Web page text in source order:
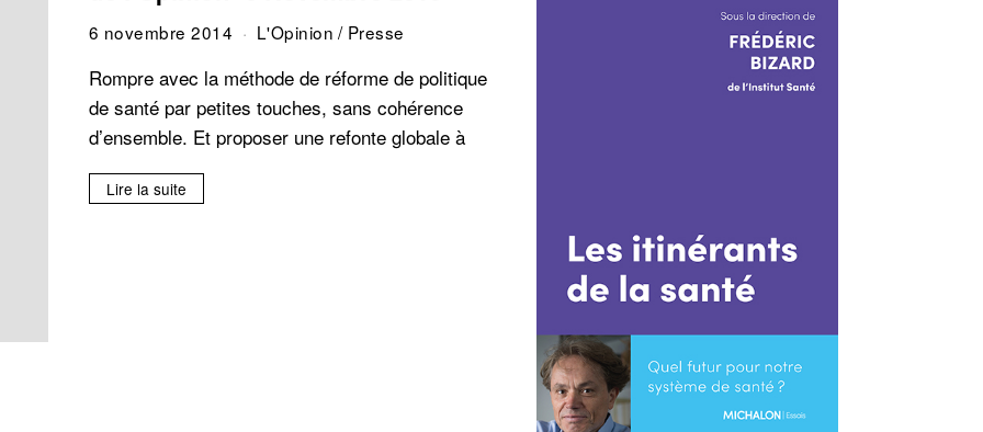
6 novembre 2014 L'Opinion / Presse
Rompre avec la méthode de réforme de politique
de santé par petites touches, sans cohérence
d’ensemble. Et proposer une refonte globale à
Lire la suite